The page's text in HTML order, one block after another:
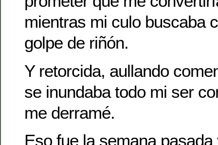
mientras mi culo buscaba
golpe de riñón.
Y retorcida, aullando
se inundaba todo mi ser
me derramé.
Eso fue la semana